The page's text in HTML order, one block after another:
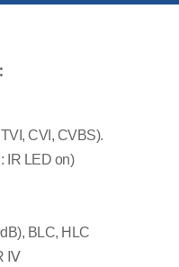
CVI, CVBS).
IR LED on)
BLC, HLC
Ⅳ